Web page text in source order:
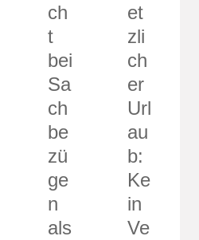
ch
t
bei
Sa
ch
be
zü
ge
n
als
et
zli
ch
er
Url
au
b:
Ke
in
Ve